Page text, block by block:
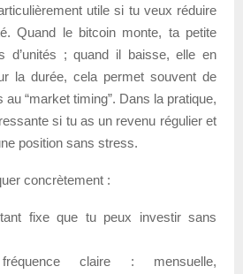
utile si tu veux réduire
Quand le bitcoin monte, ta petite
d’unités ; quand il baisse, elle en
la durée, cela permet souvent de
“market timing”. Dans la pratique,
si tu as un revenu régulier et
position sans stress.
concrètement :
fixe que tu peux investir sans
claire : mensuelle,